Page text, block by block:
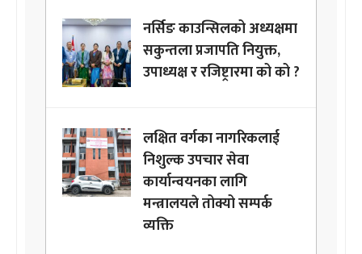
नर्सिङ काउन्सिलको अध्यक्षमा
सकुन्तला प्रजापति नियुक्त,
उपाध्यक्ष र रजिष्ट्रारमा को को ?
लक्षित वर्गका नागरिकलाई
निशुल्क उपचार सेवा
कार्यान्वयनका लागि
मन्त्रालयले तोक्यो सम्पर्क
व्यक्ति